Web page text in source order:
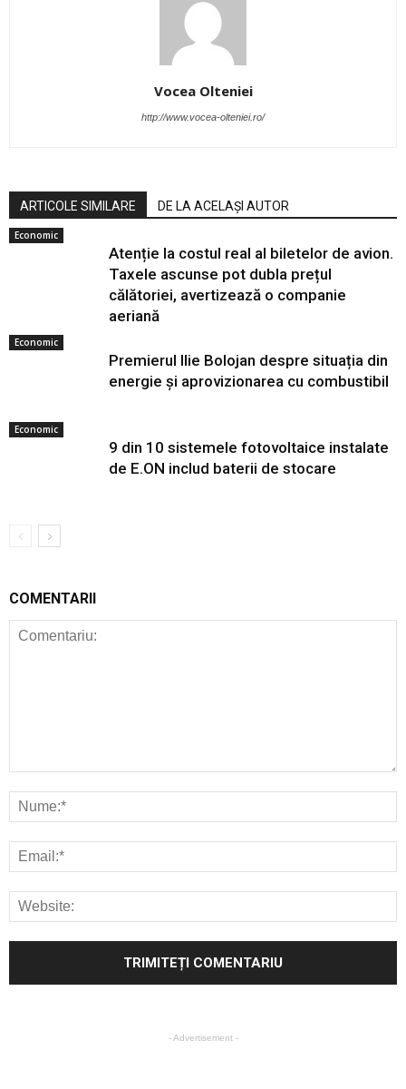
Vocea Olteniei
http://www.vocea-olteniei.ro/
ARTICOLE SIMILARE DE LA ACELAȘI AUTOR
Economic
Atenție la costul real al biletelor de avion.
Taxele ascunse pot dubla prețul
călătoriei, avertizează o companie
aeriană
Economic
Premierul Ilie Bolojan despre situația din
energie și aprovizionarea cu combustibil
Economic
9 din 10 sistemele fotovoltaice instalate
de E.ON includ baterii de stocare
COMENTARII
- Advertisement -